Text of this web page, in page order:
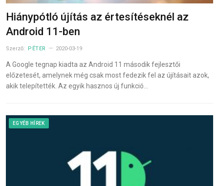
Hiánypótló újítás az értesítéseknél az
Android 11-ben
Szerző: PÉTER 2020-03-19
A Google tegnap kiadta az Android 11 második fejlesztői
előzetesét, amelynek még csak most fedezik fel az újításait azok,
akik telepítették. Az egyik hasznos új funkció…
EGYÉB HÍREK